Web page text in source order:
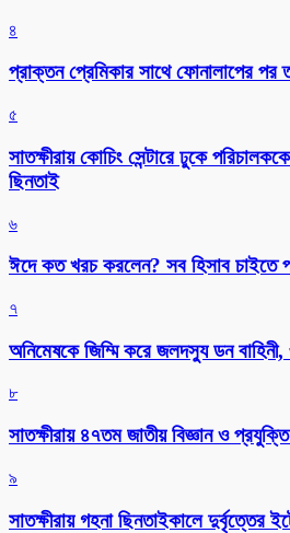
৪
প্রাক্তন প্রেমিকার সাথে ফোনালাপের পর
৫
সাতক্ষীরায় কোচিং সেন্টারে ঢুকে
ছিনতাই
৬
ঈদে কত খরচ করলেন? সব হিসাব চাইতে
৭
অনিমেষকে জিম্মি করে জলদস্যু ডন
৮
সাতক্ষীরায় ৪৭তম জাতীয় বিজ্ঞান ও
৯
সাতক্ষীরায় গহনা ছিনতাইকালে দুর্বৃত্তের